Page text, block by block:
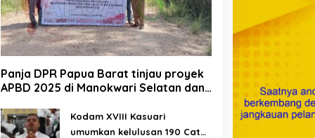
Panja DPR Papua Barat tinjau proyek
APBD 2025 di Manokwari Selatan dan
Kodam XVIII Kasuari
umumkan kelulusan 190 Cata